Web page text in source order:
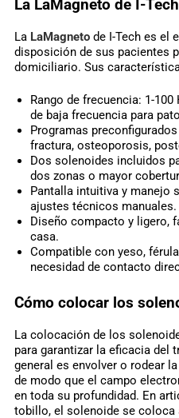
La LaMagneto de I-
La LaMagneto de I-Tech es el
disposición de sus pacientes
domiciliario. Sus
Rango de frecuencia: 1-
de baja frecuencia para
Programas
fractura, osteoporosis,
Dos solenoides incluidos
dos zonas o mayor
Pantalla intuitiva y manejo
ajustes técnicos manuales.
Diseño compacto y ligero,
casa.
Compatible con yeso,
necesidad de contacto
Cómo colocar los
La colocación de los
para garantizar la eficacia del
general es envolver o rodear
de modo que el campo
en toda su profundidad. En
tobillo, el solenoide se coloca